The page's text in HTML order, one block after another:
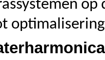
optimalisering